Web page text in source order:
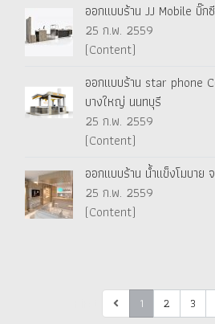
ออกแบบร้าน JJ Mobile บิ๊
25 ก.พ. 2559
(Content)
ออกแบบร้าน star phone
บางใหญ่ นนทบุรี
25 ก.พ. 2559
(Content)
ออกแบบร้าน น้ำแข็งโมบาย
25 ก.พ. 2559
(Content)
1 2 3